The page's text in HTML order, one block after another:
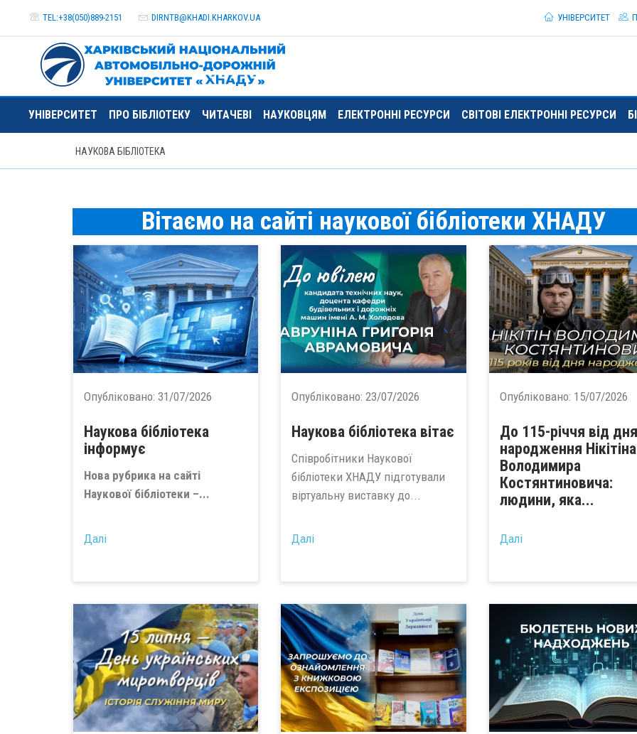
TEL:+38(050)889-2151 DIRNTB@KHADI.KHARKOV.UA УНІВЕРСИТЕТ
УНІВЕРСИТЕТ ПРО БІБЛІОТЕКУ ЧИТАЧЕВІ НАУКОВЦЯМ ЕЛЕКТРОННІ РЕСУРСИ СВІТОВІ ЕЛЕКТРОННІ РЕСУРСИ
НАУКОВА БІБЛІОТЕКА
Вітаємо на сайті наукової бібліотеки ХНАДУ
Опубліковано: 31/07/2026
Наукова бібліотека
інформує
Нова рубрика на сайті
Наукової бібліотеки –...
Далі
Опубліковано:23/07/2026
Наукова бібліотека вітає
Співробітники Наукової
бібліотеки ХНАДУ підготували
віртуальну виставку до...
Далі
Опубліковано: 15/07/2026
До 115-річчя від дня
народження Нікітіна
Володимира
Костянтиновича:
людини, яка...
Далі